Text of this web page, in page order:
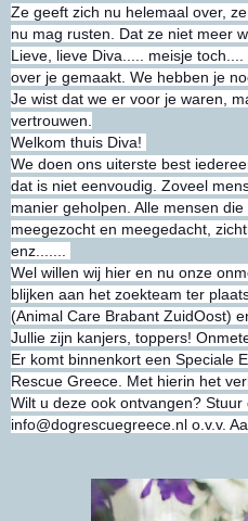
Ze geeft zich nu helemaal over,
nu mag rusten. Dat ze niet meer
Lieve, lieve Diva..... meisje
over je gemaakt. We hebben je
Je wist dat we er voor je waren,
vertrouwen.
Welkom thuis Diva!
We doen ons uiterste best
dat is niet eenvoudig. Zoveel
manier geholpen. Alle mensen
meegezocht en meegedacht,
enz.......
Wel willen wij hier en nu onze
blijken aan het zoekteam ter
(Animal Care Brabant ZuidOost)
Jullie zijn kanjers, toppers!
Er komt binnenkort een Speciale
Rescue Greece. Met hierin het
Wilt u deze ook ontvangen?
info@dogrescuegreece.nl o.v.v.